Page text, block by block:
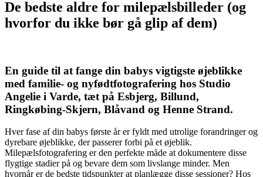
De bedste aldre for milepælsbilleder (og
hvorfor du ikke bør gå glip af dem)
En guide til at fange din babys vigtigste øjeblikke
med familie- og nyfødtfotografering hos Studio
Angelie i Varde, tæt på Esbjerg, Billund,
Ringkøbing-Skjern, Blåvand og Henne Strand.
Hver fase af din babys første år er fyldt med utrolige forandringer og
dyrebare øjeblikke, der passerer forbi på et øjeblik.
Milepælsfotografering er den perfekte måde at dokumentere disse
flygtige stadier på og bevare dem som livslange minder. Men
hvornår er de bedste tidspunkter at planlægge disse sessioner? Hos